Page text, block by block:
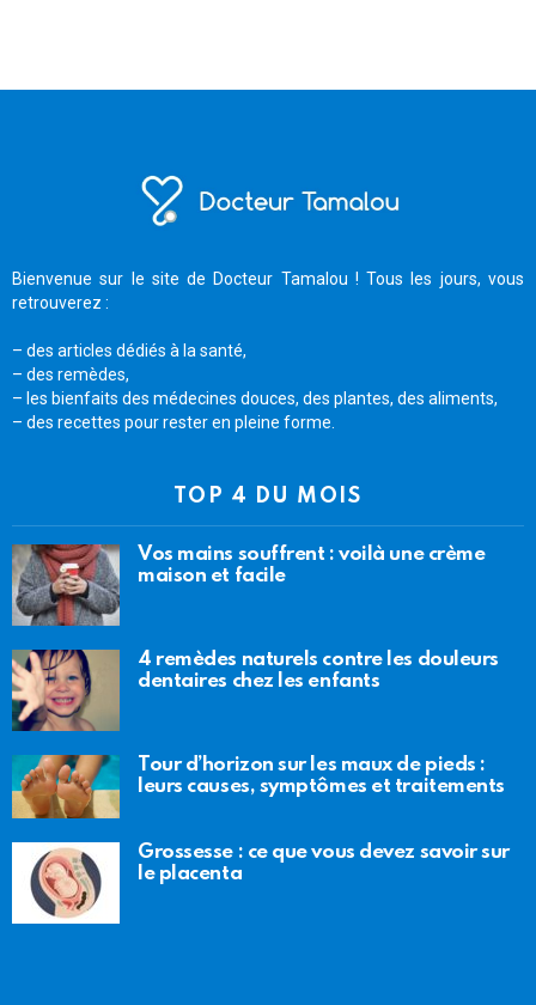
Bienvenue sur le site de Docteur Tamalou ! Tous les jours, vous
retrouverez :
– des articles dédiés à la santé,
– des remèdes,
– les bienfaits des médecines douces, des plantes, des aliments,
– des recettes pour rester en pleine forme.
TOP 4 DU MOIS
Vos mains souffrent : voilà une crème
maison et facile
4 remèdes naturels contre les douleurs
dentaires chez les enfants
Tour d’horizon sur les maux de pieds :
leurs causes, symptômes et traitements
Grossesse : ce que vous devez savoir sur
le placenta